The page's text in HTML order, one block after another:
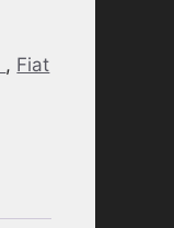
, Fiat